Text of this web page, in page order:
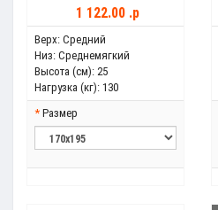
1 122.00 .p
Верх: Средний
Низ: Среднемягкий
Высота (см): 25
Нагрузка (кг): 130
Размер